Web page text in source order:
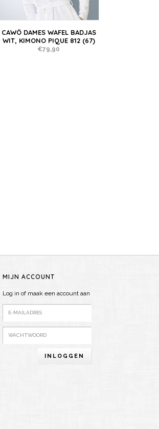
CAWÖ DAMES WAFEL BADJAS
WIT, KIMONO PIQUE 812 (67)
€79,90
MIJN ACCOUNT
Log in of maak een account aan
INLOGGEN